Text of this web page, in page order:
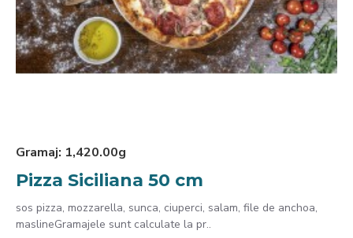
Gramaj: 1,420.00g
Pizza Siciliana 50 cm
sos pizza, mozzarella, sunca, ciuperci, salam, file de anchoa,
maslineGramajele sunt calculate la pr..